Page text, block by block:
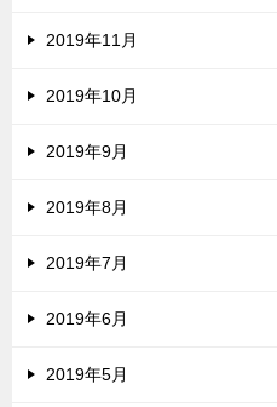
2019年11月
2019年10月
2019年9月
2019年8月
2019年7月
2019年6月
2019年5月